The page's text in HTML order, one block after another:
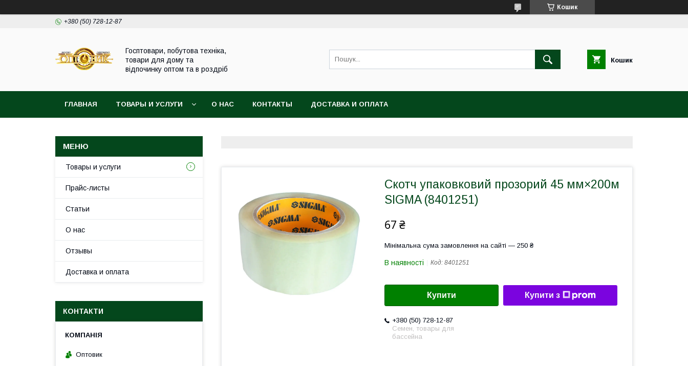
Кошик
+380 (50) 728-12-87
Госптовари, побутова техніка,
товари для дому та
відпочинку оптом та в роздріб
Кошик
ГЛАВНАЯ ТОВАРЫ И УСЛУГИ О НАС КОНТАКТЫ ДОСТАВКА И ОПЛАТА
Скотч упаковковий прозорий 45 мм×200м
SIGMA (8401251)
67 ₴
Мінімальна сума замовлення на сайті — 250 ₴
В наявності Код: 8401251
Купити Купити з
+380 (50) 728-12-87
Семен, товары для
бассейна
Товары и услуги
Прайс-листы
Статьи
О нас
Отзывы
Доставка и оплата
КОНТАКТИ
Оптовик